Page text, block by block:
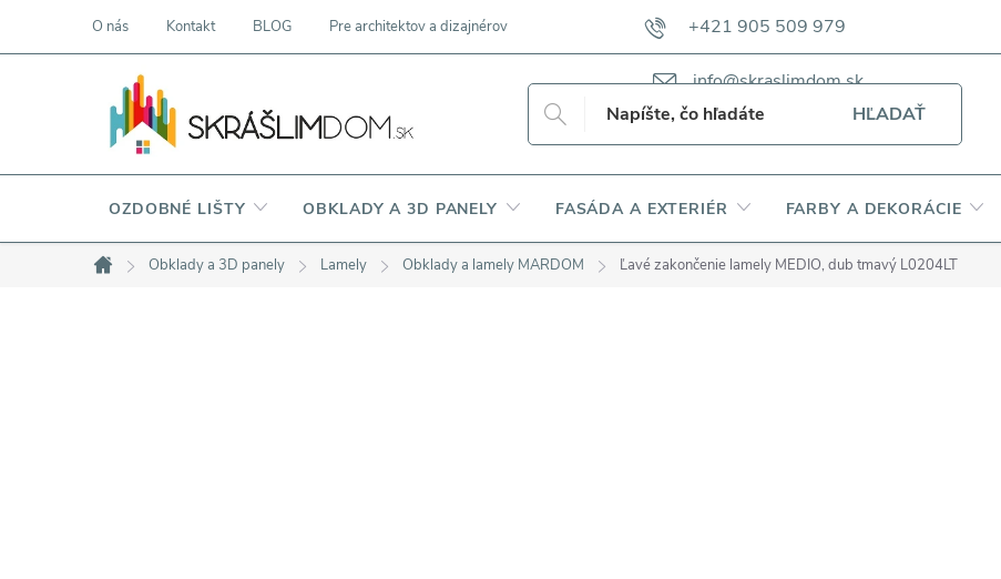
+421 905 509 979
info@skraslimdom.sk
O nás Kontakt BLOG Pre architektov a dizajnérov VZORKOVNÍKY TKANÍN CAMFERO VZORKOVNÍK TKANÍN DAPPI
HĽADAŤ
OZDOBNÉ LIŠTY OBKLADY A 3D PANELY FASÁDA A EXTERIÉR FARBY A DEKORÁCIE
Domov
Obklady a 3D panely Lamely Obklady a lamely MARDOM Ľavé zakončenie lamely MEDIO, dub tmavý L0204LT